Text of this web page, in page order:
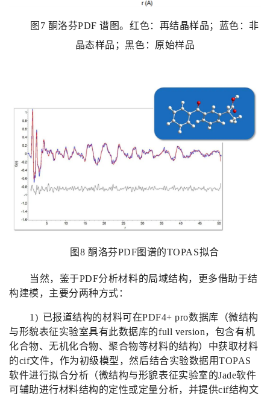
图 7 酮洛芬PDF谱图。红色：再结晶样品；蓝色：非
晶态样品；黑色：原始样品
图 8 酮洛芬PDF图谱的TOPAS拟合
当然，鉴于PDF分析材料的局域结构，更多借助于结
构建模，主要分两种方式：
1) 已报道结构的材料可在PDF4+ pro数据库（微结构
与形貌表征实验室具有此数据库的full version，包含有机
化合物、无机化合物、聚合物等材料的结构）中获取材料
的cif文件，作为初级模型，然后结合实验数据用TOPAS
软件进行拟合分析（微结构与形貌表征实验室的Jade软件
可辅助进行材料结构的定性或定量分析，并提供cif结构文